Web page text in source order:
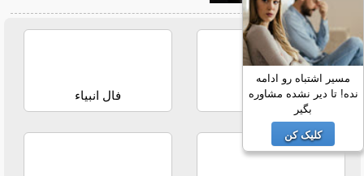
فال حافظ فال انبیاء
مسیر اشتباه رو ادامه
نده! تا دیر نشده مشاوره
بگیر
کلیک کن